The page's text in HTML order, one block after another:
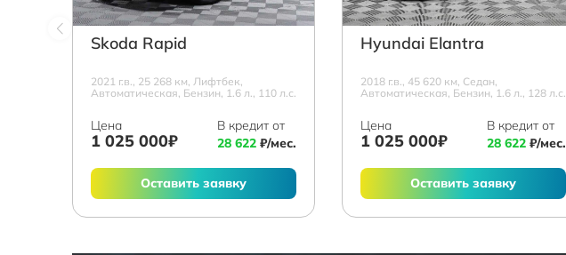
Skoda Rapid
2021 г.в., 25 268 км, Лифтбек,
Автоматическая, Бензин, 1.6 л., 110 л.с.
Цена
1 025 000₽
В кредит от
28 622 ₽/мес.
Оставить заявку
Hyundai Elantra
2018 г.в., 45 620 км, Седан,
Автоматическая, Бензин, 1.6 л., 128 л.с.
Цена
1 025 000₽
В кредит от
28 622 ₽/мес.
Оставить заявку